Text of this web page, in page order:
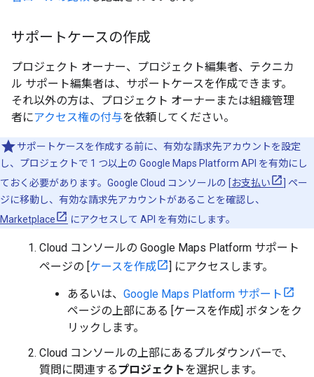
サポートケースの作成
プロジェクト オーナー、プロジェクト編集者、テクニカ
ル サポート編集者は、サポートケースを作成できます。
それ以外の方は、プロジェクト オーナーまたは組織管理
者にアクセス権の付与を依頼してください。
サポートケースを作成する前に、有効な請求先アカウントを設定
し、プロジェクトで 1 つ以上の Google Maps Platform API を有効にし
ておく必要があります。Google Cloud コンソールの [お支払い
] ペー
ジに移動し、有効な請求先アカウントがあることを確認し、
Marketplace
にアクセスして API を有効にします。
Cloud コンソールの Google Maps Platform サポート
ページの [ケースを作成 ] にアクセスします。
あるいは、 Google Maps Platform サポート
ページの上部にある [ケースを作成] ボタンをク
リックします。
Cloud コンソールの上部にあるプルダウンバーで、
質問に関連するプロジェクトを選択します。